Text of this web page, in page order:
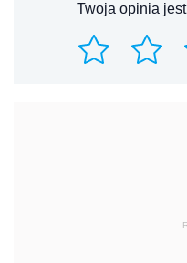
Twoja opinia